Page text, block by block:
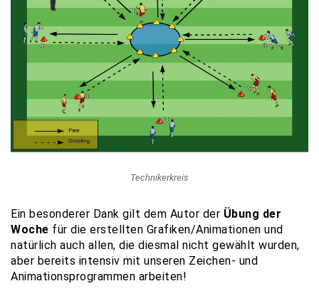
Technikerkreis
Ein besonderer Dank gilt dem Autor der Übung der
Woche für die erstellten Grafiken/Animationen und
natürlich auch allen, die diesmal nicht gewählt wurden,
aber bereits intensiv mit unseren Zeichen- und
Animationsprogrammen arbeiten!